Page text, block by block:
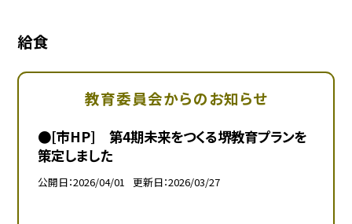
給食
教育委員会からのお知らせ
●[市HP] 第4期未来をつくる堺教育プランを
策定しました
公開日 2026/04/01 更新日 2026/03/27